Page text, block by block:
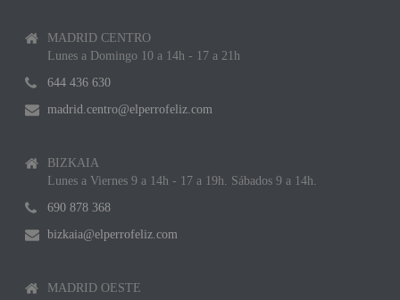
MADRID CENTRO
Lunes a Domingo 10 a 14h - 17 a 21h
644 436 630
madrid.centro@elperrofeliz.com
BIZKAIA
Lunes a Viernes 9 a 14h - 17 a 19h. Sábados 9 a 14h.
690 878 368
bizkaia@elperrofeliz.com
MADRID OESTE